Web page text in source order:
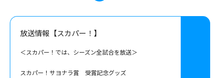
放送情報【スカパー！】
＜スカパー！では、シーズン全試合を放送＞
スカパー！サヨナラ賞 受賞記念グッズ